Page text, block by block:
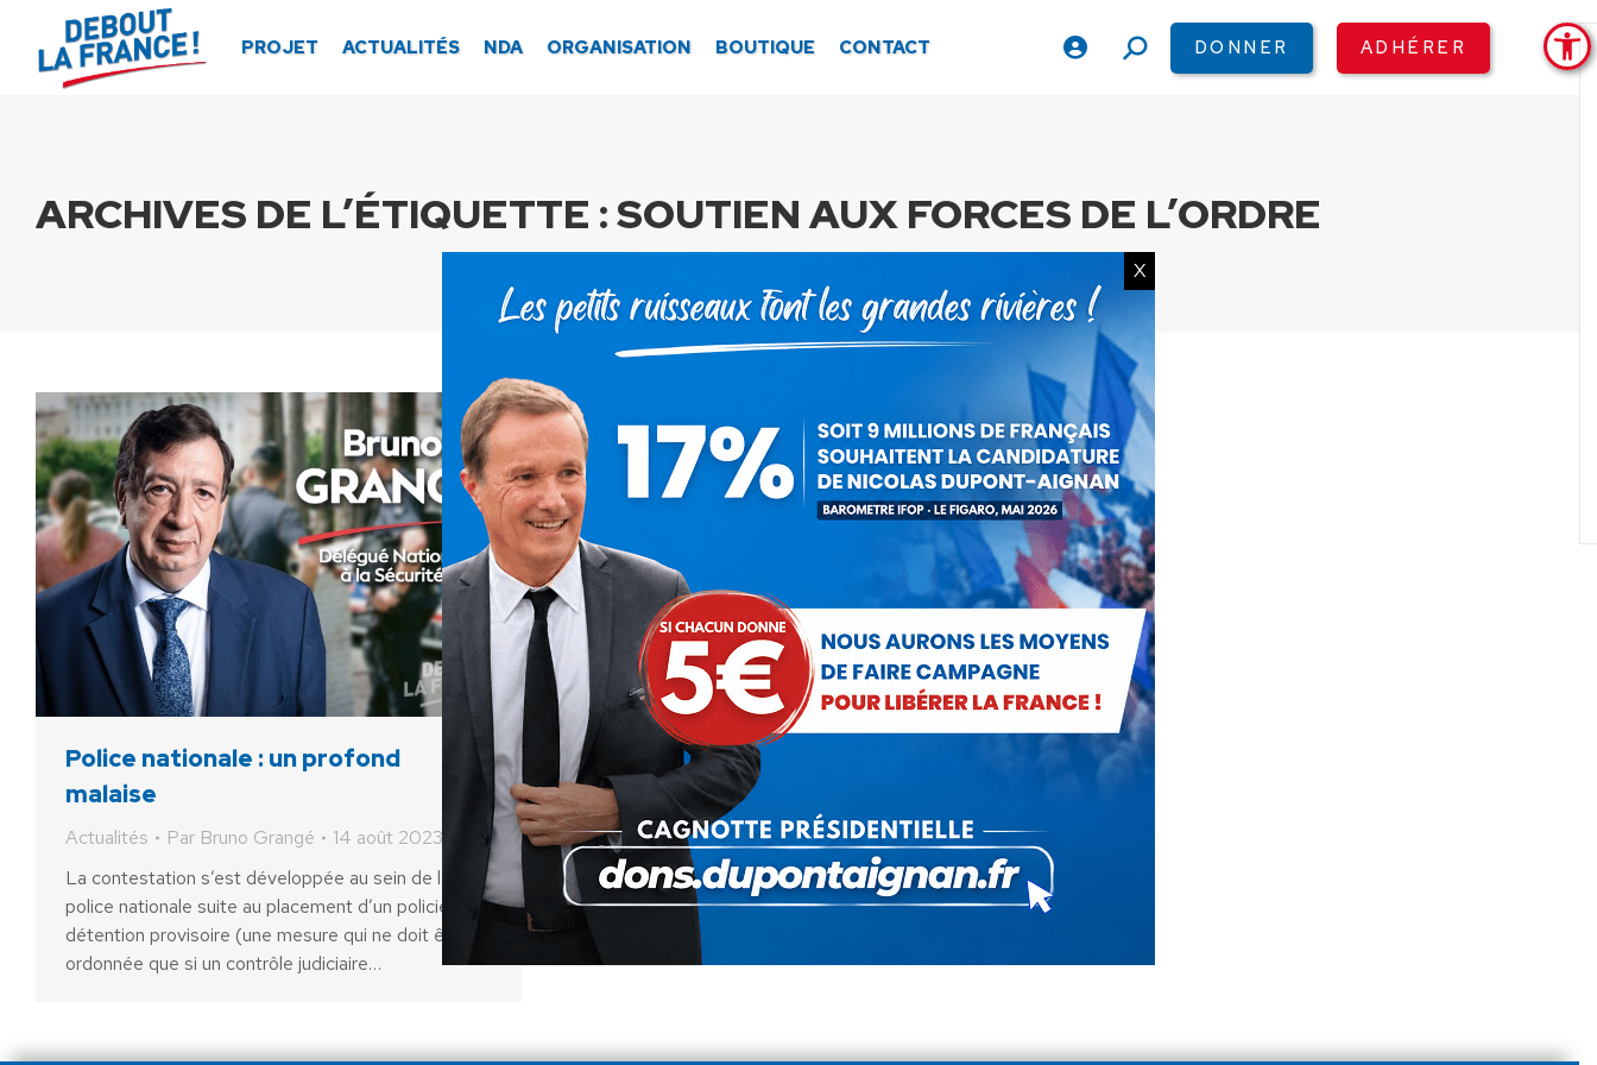
PROJET ACTUALITÉS NDA ORGANISATION BOUTIQUE CONTACT
RechercheDONNER ADHÉRER
ARCHIVES DE L’ÉTIQUETTE :SOUTIEN AUX FORCES DE L’ORDRE
Police nationale : un profond
malaise
Actualités Par Bruno Grangé
14 août 2023
La contestation s’est développée au sein de la
police nationale suite au placement d’un policier en
détention provisoire (une mesure qui ne doit être
ordonnée que si un contrôle judiciaire…
X
Panneau de gestion des cookies